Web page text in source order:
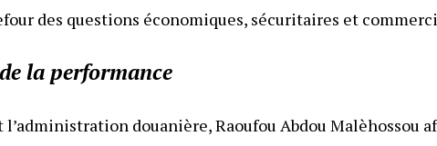
des questions économiques, sécuritaires et
la performance
douanière, Raoufou Abdou Malèhossou